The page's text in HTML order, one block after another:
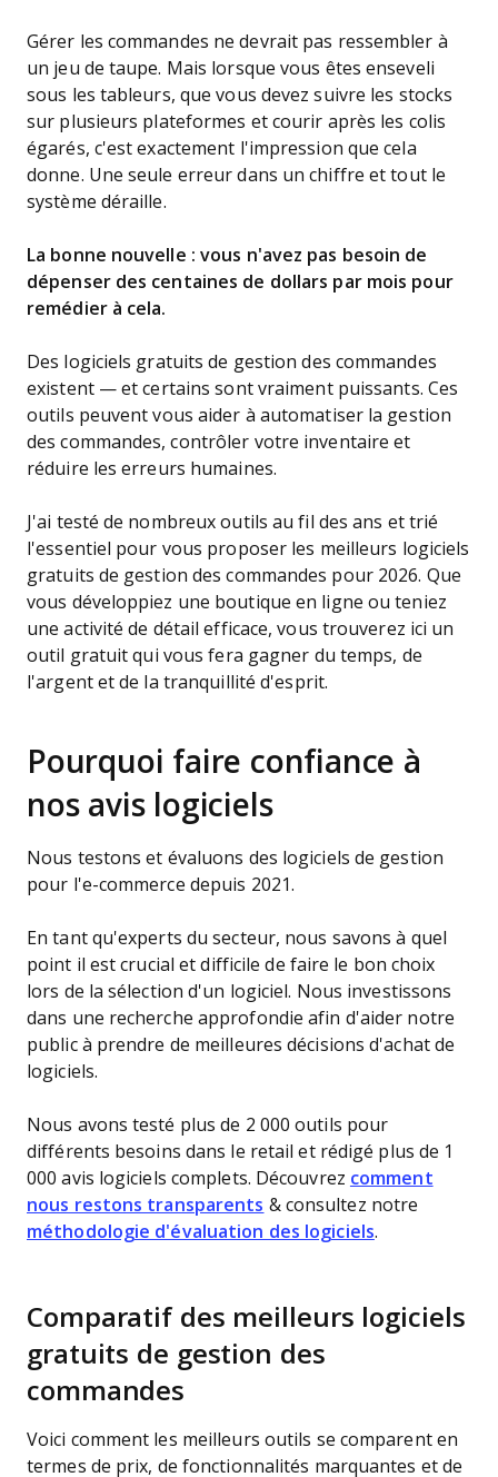
Gérer les commandes ne devrait pas ressembler à
un jeu de taupe. Mais lorsque vous êtes enseveli
sous les tableurs, que vous devez suivre les stocks
sur plusieurs plateformes et courir après les colis
égarés, c'est exactement l'impression que cela
donne. Une seule erreur dans un chiffre et tout le
système déraille.
La bonne nouvelle : vous n'avez pas besoin de
dépenser des centaines de dollars par mois pour
remédier à cela.
Des logiciels gratuits de gestion des commandes
existent — et certains sont vraiment puissants. Ces
outils peuvent vous aider à automatiser la gestion
des commandes, contrôler votre inventaire et
réduire les erreurs humaines.
J'ai testé de nombreux outils au fil des ans et trié
l'essentiel pour vous proposer les meilleurs logiciels
gratuits de gestion des commandes pour 2026. Que
vous développiez une boutique en ligne ou teniez
une activité de détail efficace, vous trouverez ici un
outil gratuit qui vous fera gagner du temps, de
l'argent et de la tranquillité d'esprit.
Pourquoi faire confiance à
nos avis logiciels
Nous testons et évaluons des logiciels de gestion
pour l'e-commerce depuis 2021.
En tant qu'experts du secteur, nous savons à quel
point il est crucial et difficile de faire le bon choix
lors de la sélection d'un logiciel. Nous investissons
dans une recherche approfondie afin d'aider notre
public à prendre de meilleures décisions d'achat de
logiciels.
Nous avons testé plus de 2 000 outils pour
différents besoins dans le retail et rédigé plus de 1
000 avis logiciels complets. Découvrez comment
nous restons transparents & consultez notre
méthodologie d'évaluation des logiciels.
Comparatif des meilleurs logiciels
gratuits de gestion des
commandes
Voici comment les meilleurs outils se comparent en
termes de prix, de fonctionnalités marquantes et de